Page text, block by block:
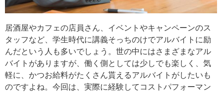
居酒屋やカフェの店員さん、イベントやキャンペーンのス
タッフなど、学生時代に講義そっちのけでアルバイトに励
んだという人も多いでしょう。世の中にはさまざまなアル
バイトがありますが、働く側としては少しでも楽しく、気
軽に、かつお給料がたくさん貰えるアルバイトがしたいも
のですよね。今回は、実際に経験してコストパフォーマン